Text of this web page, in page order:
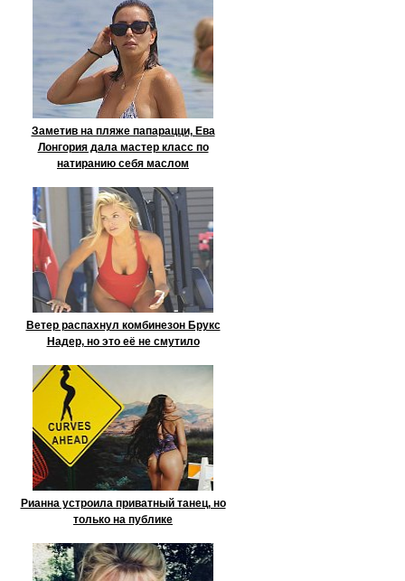
Заметив на пляже папарацци, Ева
Лонгория дала мастер класс по
натиранию себя маслом
Ветер распахнул комбинезон Брукс
Надер, но это её не смутило
Рианна устроила приватный танец, но
только на публике